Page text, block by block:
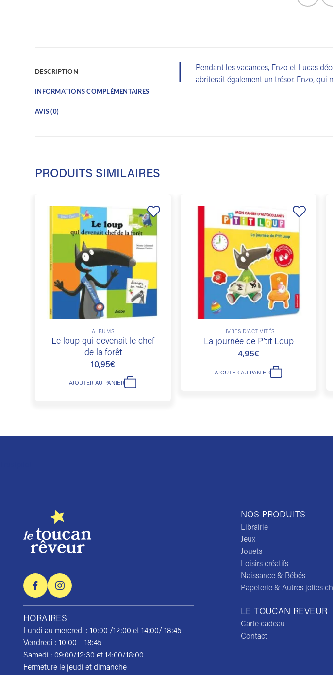
DESCRIPTION
INFORMATIONS COMPLÉMENTAIRES
AVIS (0)
Pendant les vacances, Enzo et Lucas
abriterait également un trésor. Enzo, qui
PRODUITS SIMILAIRES
Ajouter
liste de
souhaits
ALBUMS
Le loup qui devenait le chef
de la forêt
10,95€
AJOUTER AU PANIER
à la
liste de
souhaits
LIVRES D'ACTIVITÉS
La journée de P’tit Loup
4,95€
AJOUTER AU PANIER
NOS PRODUITS
Librairie
Jeux
Jouets
Loisirs créatifs
Naissance & Bébés
Papeterie & Autres jolies
HORAIRES
Lundi au mercredi : 10:00 /12:00 et 14:00/ 18:45
Vendredi : 10:00 – 18:45
Samedi : 09:00/12:30 et 14:00/18:00
Fermeture le jeudi et dimanche
LE TOUCAN REVEUR
Carte cadeau
Contact